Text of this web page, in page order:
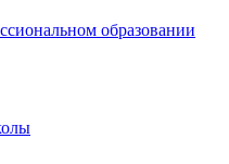
oбразовании